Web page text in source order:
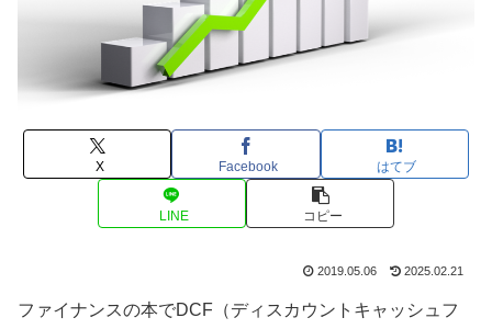
X Facebook はてブ
LINE コピー
2019.05.06 2025.02.21
ファイナンスの本でDCF（ディスカウントキャッシュフ